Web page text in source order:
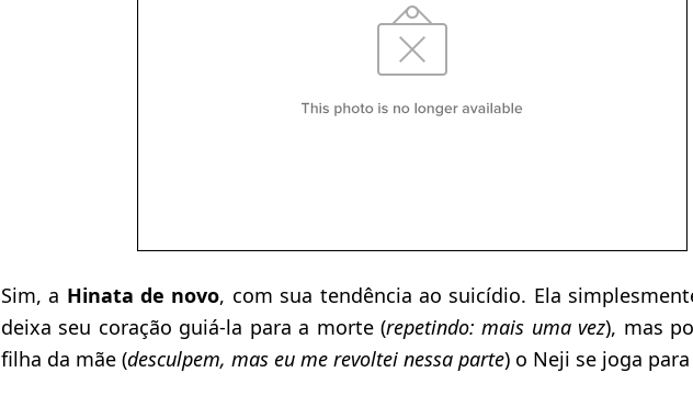
Sim, a Hinata de novo, com sua tendência ao suicídio. Ela
deixa seu coração guiá-la para a morte (repetindo: mais uma vez), mas
filha da mãe (desculpem, mas eu me revoltei nessa parte) o Neji se joga para